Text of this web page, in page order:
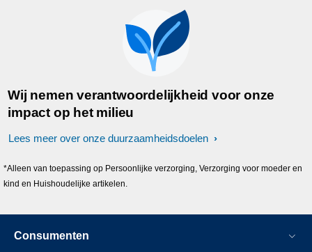
Wij nemen verantwoordelijkheid voor onze
impact op het milieu
Lees meer over onze duurzaamheidsdoelen
*Alleen van toepassing op Persoonlijke verzorging, Verzorging voor moeder en
kind en Huishoudelijke artikelen.
Consumenten